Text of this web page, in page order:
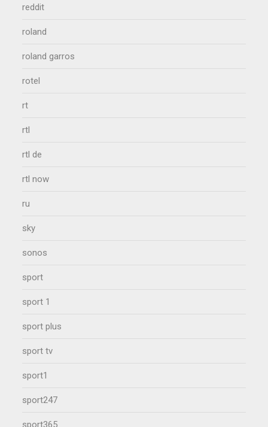
reddit
roland
roland garros
rotel
rt
rtl
rtl de
rtl now
ru
sky
sonos
sport
sport 1
sport plus
sport tv
sport1
sport247
sport365